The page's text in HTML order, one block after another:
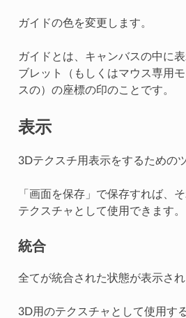
ガイドの色を変更します。
ガイドとは、キャンバスの中に
ブレット（もしくはマウス専用
スの）の座標の印のことです。
表示
3Dテクスチ用表示をするための
「画面を保存」で保存すれば、
テクスチャとして使用できます。
統合
全てが統合された状態が表示され
3D用のテクスチャとして使用す